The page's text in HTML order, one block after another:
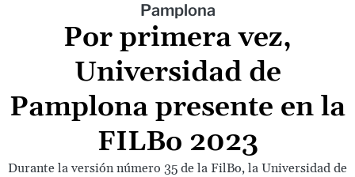
Pamplona
Por primera vez,
Universidad de
Pamplona presente en la
FILBo 2023
Durante la versión número 35 de la FilBo, la Universidad de